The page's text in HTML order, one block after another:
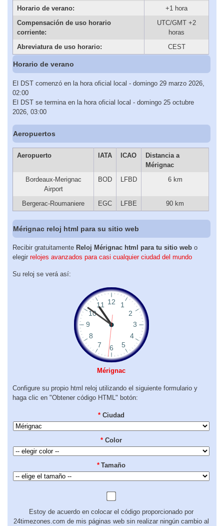
Horario de verano:
+1 hora
Compensación de uso horario
corriente:
UTC/GMT +2
horas
Abreviatura de uso horario:
CEST
Horario de verano
El DST comenzó en la hora oficial local - domingo 29 marzo 2026,
02:00
El DST se termina en la hora oficial local - domingo 25 octubre
2026, 03:00
Aeropuertos
Aeropuerto IATA ICAO
Distancia a
Mérignac
Bordeaux-Merignac
Airport
BOD LFBD 6 km
Bergerac-Roumaniere EGC LFBE 90 km
Mérignac reloj html para su sitio web
Recibir gratuitamente Reloj Mérignac html para tu sitio web o
elegir relojes avanzados para casi cualquier ciudad del mundo
Su reloj se verá así:
Mérignac
Configure su propio html reloj utilizando el siguiente formulario y
haga clic en "Obtener código HTML" botón:
* Ciudad
* Color
* Tamaño
Estoy de acuerdo en colocar el código proporcionado por
24timezones.com de mis páginas web sin realizar ningún cambio al